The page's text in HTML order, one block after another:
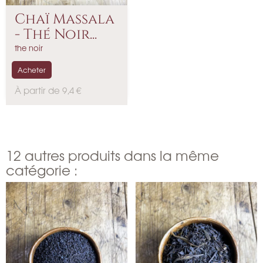
Chaï Massala
- Thé Noir...
the noir
P
À partir de 9,4 €
Acheter
12 autres produits dans la même
catégorie :